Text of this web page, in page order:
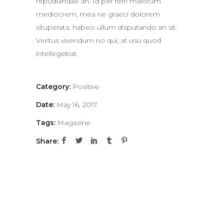
mediocrem, mea ne graeci dolorem
vituperata, habeo ullum disputando an sit.
Veritus vivendum no qui, at usu quod
intellegebat.
Category: Positive
Date: May 16, 2017
Tags: Magazine
Share: